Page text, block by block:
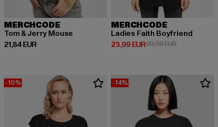
MERCHCODE
Tom & Jerry Mouse
21,84 EUR
Derzeitiger Preis: 21,84 EUR
MERCHCODE
Ladies Faith Boyfriend
23,99 EUR
Derzeitiger Preis: 23,99 EUR
29,99 EURAktionspreis:
-10% -14%